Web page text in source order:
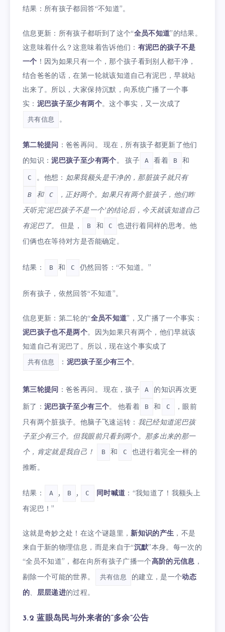
结果：所有孩子都回答“不知道”。
信息更新：所有孩子都听到了这个“全员不知道”的结果。
这意味着什么？这意味着告诉他们： 有泥巴的孩子不是
一个 ！因为如果只有一个，那个孩子看到别人都干净，
结合爸爸的话，在第一轮就该知道自己有泥巴，早就站
出来了。所以，大家保持沉默，向系统广播了一个事
实： 泥巴孩子至少有两个。这个事实，又一次成了
共有信息 。
第二轮提问 ：爸爸再问。 现在，所有孩子都更新了他们
的知识：泥巴孩子至少有两个。 孩子 A 看着 B 和
C 。他想： 如果我额头是干净的，那脏孩子就只有
B 和 C
，正好两个。如果只有两个脏孩子，他们昨
天听完‘泥巴孩子不是一个’的结论后，今天就该知道自己
有泥巴了。
但是， B 和 C
也进行着同样的思考。他
们俩也在等待对方是否能确定。
结果： B 和 C 仍然回答：“不知道。”
所有孩子，依然回答“不知道”。
信息更新：第二轮的“全员不知道”，又广播了一个事实：
泥巴孩子也不是两个。因为如果只有两个，他们早就该
知道自己有泥巴了。所以，现在这个事实成了
共有信息 ： 泥巴孩子至少有三个。
第三轮提问 ：爸爸再问。 现在，孩子 A
的知识再次更
新了：泥巴孩子至少有三个。 他看着 B 和 C
，眼前
只有两个脏孩子。他脑子飞速运转： 我已经知道泥巴孩
子至少有三个。但我眼前只看到两个。那多出来的那一
个，肯定就是我自己！
B 和 C
也进行着完全一样的
推断。
结果： A , B , C 同时喊道 ：“我知道了！我额头上
有泥巴！”
这就是奇妙之处！在这个谜题里，新知识的产生 ，不是
来自于新的物理信息，而是来自于“沉默”本身。每一次的
“全员不知道”，都在向所有孩子广播一个高阶的元信息 ，
剔除一个可能的世界。
共有信息 的建立，是一个动态
的、 层层递进的过程。
3.2 蓝眼岛民与外来者的“多余”公告